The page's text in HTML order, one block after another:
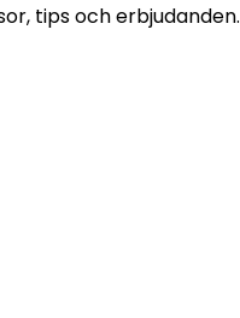
tips och erbjudanden.